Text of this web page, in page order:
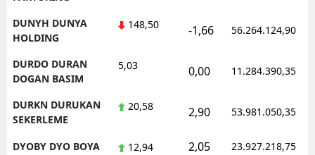
DUNYH DUNYA
HOLDING
148,50 -1,66 56.264.124,90
DURDO DURAN
DOGAN BASIM
5,03 0,00 11.284.390,35
DURKN DURUKAN
SEKERLEME
20,58 2,90 53.981.050,35
DYOBY DYO BOYA 12,94 2,05 23.927.218,75